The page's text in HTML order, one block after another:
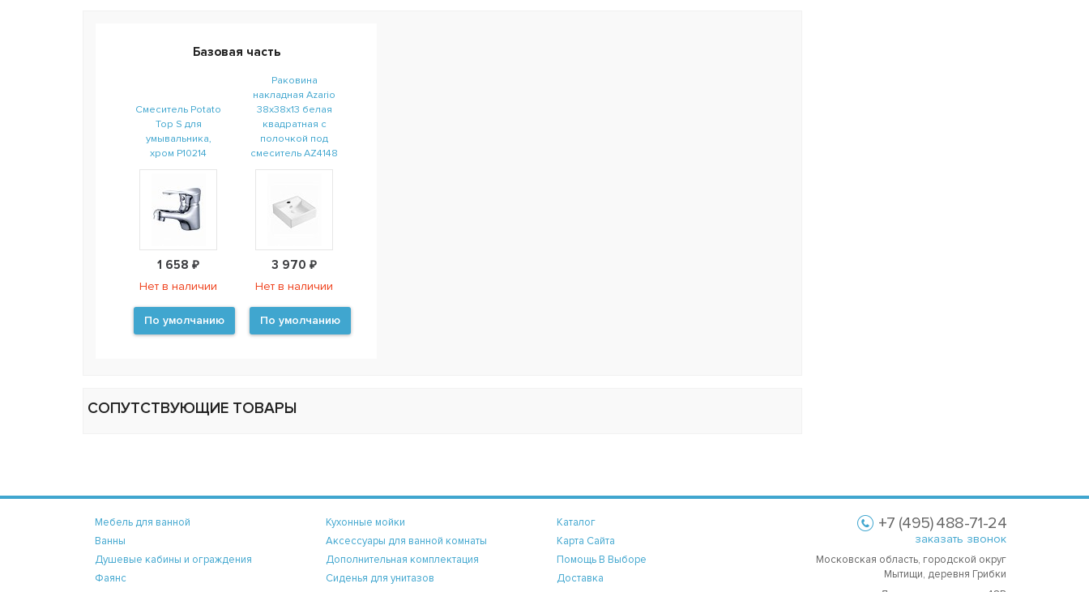
Базовая часть
Смеситель Potato
Top S для
умывальника,
хром P10214
1 658 ₽
Нет в наличии
По умолчанию
Раковина
накладная Azario
38х38х13 белая
квадратная с
полочкой под
смеситель AZ4148
3 970 ₽
Нет в наличии
По умолчанию
СОПУТСТВУЮЩИЕ ТОВАРЫ
Мебель для ванной
Ванны
Душевые кабины и ограждения
Фаянс
Кухонные мойки
Аксессуары для ванной комнаты
Дополнительная комплектация
Сиденья для унитазов
Каталог
Карта Сайта
Помощь В Выборе
Доставка
+7 (495) 488-71-24
заказать звонок
Московская область, городской округ
Мытищи, деревня Грибки